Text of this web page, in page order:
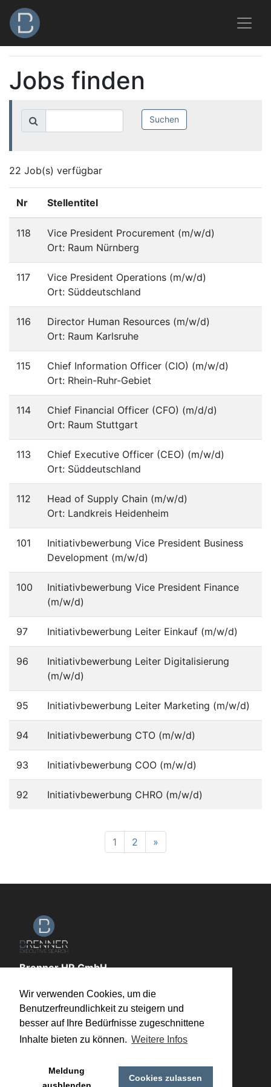
Wir verwenden Cookies, um die
Benutzerfreundlichkeit zu steigern und
besser auf Ihre Bedürfnisse zugeschnittene
Inhalte bieten zu können. Weitere Infos
Meldung
Cookies zulassen
Jobs finden
22 Job(s) verfügbar
Nr Stellentitel
118
Vice President Procurement (m/w/d)
Ort: Raum Nürnberg
117
Vice President Operations (m/w/d)
Ort: Süddeutschland
116
Director Human Resources (m/w/d)
Ort: Raum Karlsruhe
115
Chief Information Officer (CIO) (m/w/d)
Ort: Rhein-Ruhr-Gebiet
114
Chief Financial Officer (CFO) (m/d/d)
Ort: Raum Stuttgart
113
Chief Executive Officer (CEO) (m/w/d)
Ort: Süddeutschland
112
Head of Supply Chain (m/w/d)
Ort: Landkreis Heidenheim
101
Initiativbewerbung Vice President Business
Development (m/w/d)
100
Initiativbewerbung Vice President Finance
(m/w/d)
97 Initiativbewerbung Leiter Einkauf (m/w/d)
96
Initiativbewerbung Leiter Digitalisierung
(m/w/d)
95 Initiativbewerbung Leiter Marketing (m/w/d)
94 Initiativbewerbung CTO (m/w/d)
93 Initiativbewerbung COO (m/w/d)
92 Initiativbewerbung CHRO (m/w/d)
1 2 »
Brenner HR GmbH
89564 Auernheim
info@brenner-hr.de
+49 174 4077000
Zurück zur Homepage